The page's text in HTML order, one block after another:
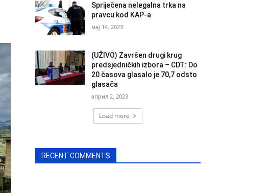
Spriječena nelegalna trka na
pravcu kod KAP-a
мај 14, 2023
(UŽIVO) Završen drugi krug
predsjedničkih izbora – CDT: Do
20 časova glasalo je 70,7 odsto
glasača
април 2, 2023
Load more
RECENT COMMENTS